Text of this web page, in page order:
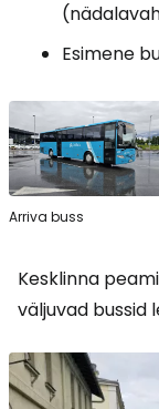
Esimene
Arriva buss
Kesklinna
väljuvad bussid